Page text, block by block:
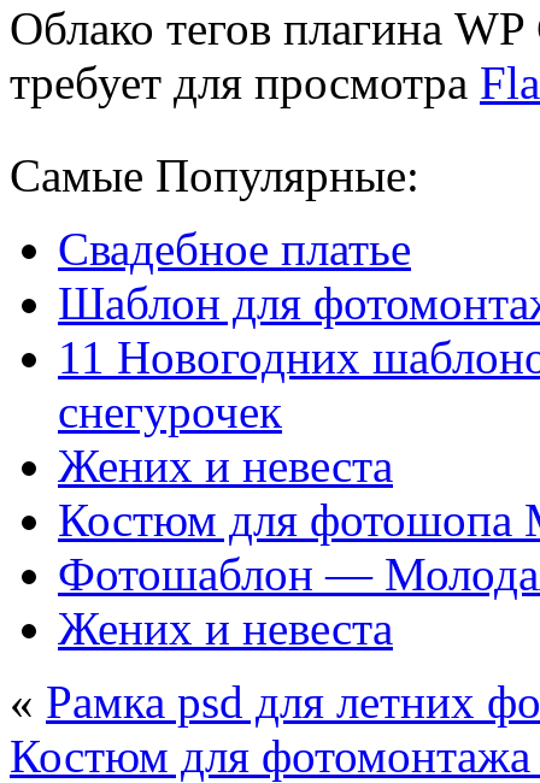
Облако тегов плагина
требует для просмотра
Самые Популярные:
Свадебное платье
Шаблон для
11 Новогодних
снегурочек
Жених и невеста
Костюм для фотошопа
Фотошаблон —
Жених и невеста
« Рамка psd для летних
Костюм для